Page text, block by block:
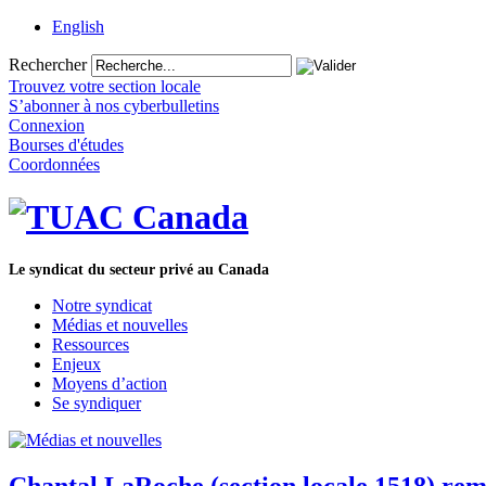
English
Rechercher
Trouvez votre section locale
S’abonner à nos cyberbulletins
Connexion
Bourses d'études
Coordonnées
Le syndicat du secteur privé au Canada
Notre syndicat
Médias et nouvelles
Ressources
Enjeux
Moyens d’action
Se syndiquer